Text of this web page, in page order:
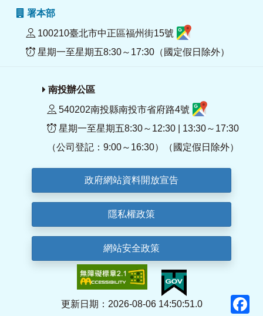
署本部
100210臺北市中正區福州街15號
星期一至星期五8:30～17:30（國定假日除外）
南投辦公區
540202南投縣南投市省府路4號
星期一至星期五8:30～12:30 | 13:30～17:30
（公司登記：9:00～16:30）（國定假日除外）
政府網站資料開放宣告
隱私權政策
網站安全政策
更新日期：2026-08-06 14:50:51.0